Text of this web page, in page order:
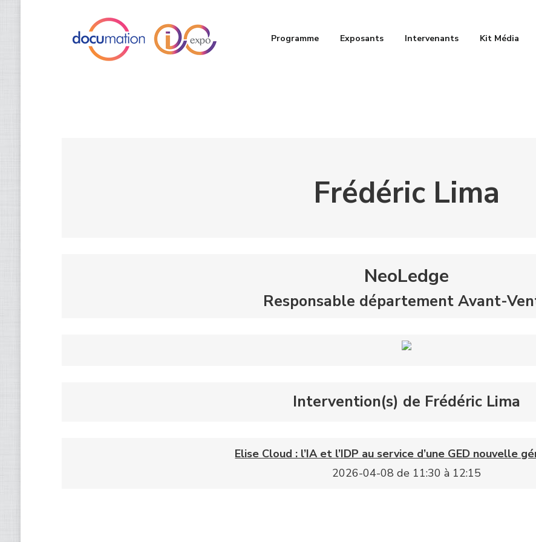
Programme Exposants Intervenants Kit Média
Frédéric Lima
NeoLedge
Responsable département Avant-
Intervention(s) de Frédéric Lima
Elise Cloud : l’IA et l’IDP au service d’une GED nouvelle
2026-04-08 de 11:30 à 12:15